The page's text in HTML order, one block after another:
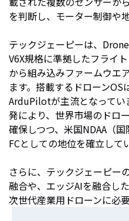
を判断し、モーター制御や
テックジェーピーは、
V6X規格に準拠したフライ
から組み込みファームウエ
ます。搭載するドローン
ArduPilotが主流となってい
発により、世界市場のドロ
確保しつつ、米国NDAA（
FCとしての地位を確立して
さらに、テックジェーピー
融合や、エッジAIを融合し
次世代産業用ドローンに必